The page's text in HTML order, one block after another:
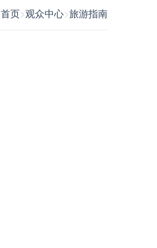
首页>观众中心>旅游指南